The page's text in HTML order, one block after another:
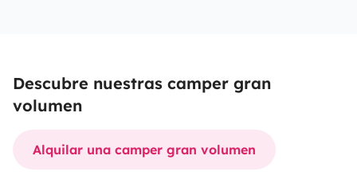
Descubre nuestras camper gran
volumen
Alquilar una camper gran volumen